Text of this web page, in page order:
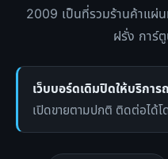
2009 เป็นที่รวมร้านค้าแผ่
ฝรั่ง การ์ตู
เว็บบอร์ดเดิมปิดให้บริการ
เปิดขายตามปกติ ติดต่อได้